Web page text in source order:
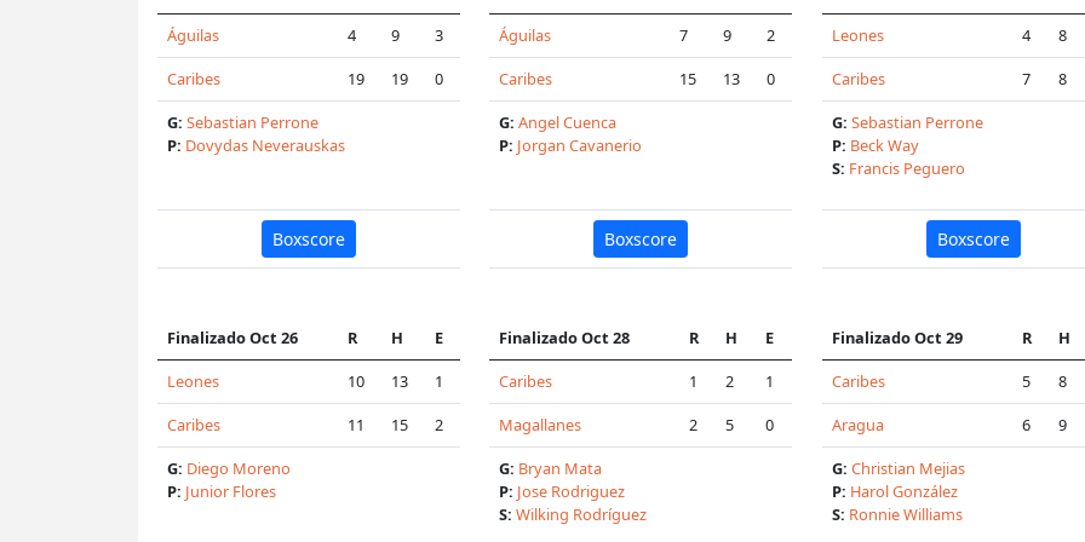
Águilas
4 9
3
Caribes
19 19
0
G: Sebastian Perrone
P: Dovydas Neverauskas
Boxscore
Águilas
7 9
2
Caribes
15 13
0
G:Angel Cuenca
P: Jorgan Cavanerio
Boxscore
Leones
4 8
Caribes
7 8
G: Sebastian Perrone
P: Beck Way
S: Francis Peguero
Boxscore
Finalizado Oct 26 R H
E
Leones
10 13
1
Caribes
11 15
2
G: Diego Moreno
P: Junior Flores
Finalizado Oct 28 R H
E
Caribes
1 2
1
Magallanes
2 5
0
G: Bryan Mata
P: Jose Rodriguez
S:Wilking Rodríguez
Finalizado Oct 29 R H
Caribes
5 8
Aragua
6 9
G: Christian Mejias
P: Harol González
S: Ronnie Williams